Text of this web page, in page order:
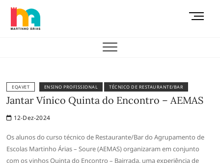
Skip
content
M
t
EQAVET ENSINO PROFISSIONAL TÉCNICO DE RESTAURANTE/BAR
Jantar Vínico Quinta do Encontro – AEMAS
12-Dez-2024
Os alunos do curso técnico de Restaurante/Bar do Agrupamento de
Escolas Martinho Árias – Soure (AEMAS) organizaram em conjunto
com os vinhos Quinta do Encontro – Bairrada, uma experiência de